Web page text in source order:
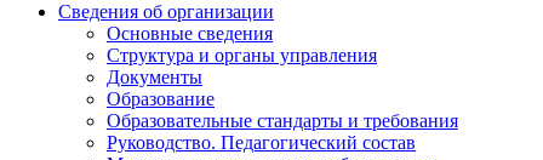
Сведения об организации
Основные сведения
Структура и органы управления
Документы
Образование
Образовательные стандарты и требования
Руководство. Педагогический состав